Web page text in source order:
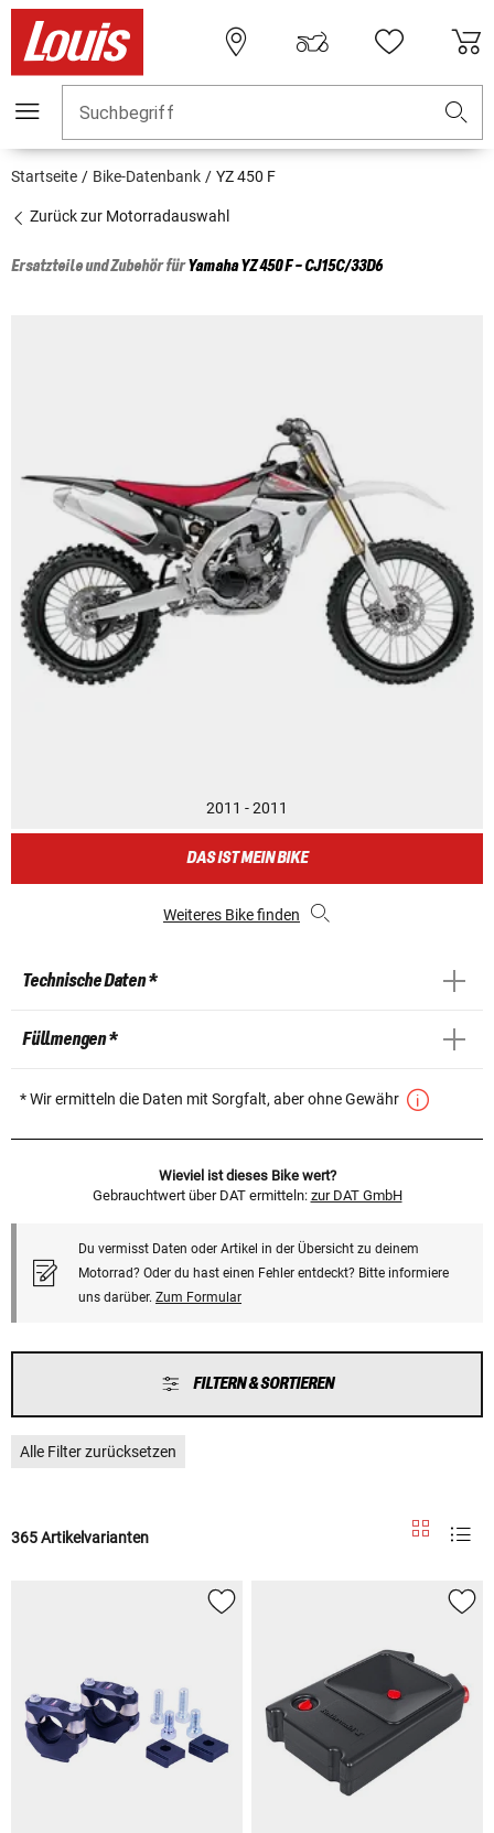
Suchbegriff
Startseite Bike-Datenbank YZ 450 F
Zurück zur Motorradauswahl
Ersatzteile und Zubehör fürYamahaYZ 450 F - CJ15C/33D6
2011 - 2011
DAS IST MEIN BIKE
Weiteres Bike finden
Technische Daten *
Füllmengen *
* Wir ermitteln die Daten mit Sorgfalt, aber ohne Gewähr
Wieviel ist dieses Bike wert?
Gebrauchtwert über DAT ermitteln: zur DAT GmbH
Du vermisst Daten oder Artikel in der Übersicht zu deinem
Motorrad? Oder du hast einen Fehler entdeckt? Bitte informiere
uns darüber. Zum Formular
FILTERN & SORTIEREN
Alle Filter zurücksetzen
365 Artikelvarianten